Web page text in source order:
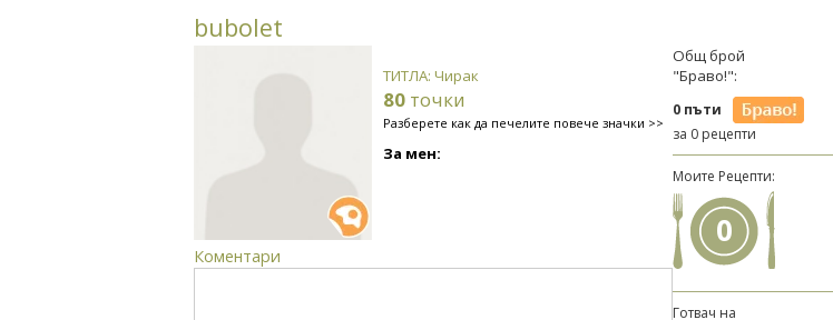
bubolet
ТИТЛА: Чирак
80 точки
Разберете как да печелите повече значки >>
За мен:
Коментари
Общ брой
"Браво!":
0 пъти
за 0 рецепти
Моите Рецепти:
0
Готвач на